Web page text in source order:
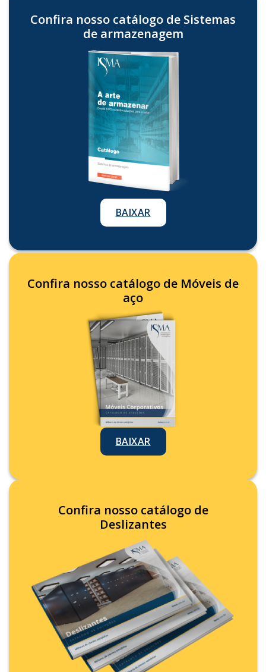
Confira nosso catálogo de Sistemas
de armazenagem
BAIXAR
Confira nosso catálogo de Móveis de
aço
BAIXAR
Confira nosso catálogo de
Deslizantes